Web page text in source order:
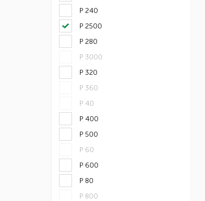
Р 240
Р 2500
Р 280
Р 3000
Р 320
Р 360
Р 40
Р 400
Р 500
Р 60
Р 600
Р 80
Р 800